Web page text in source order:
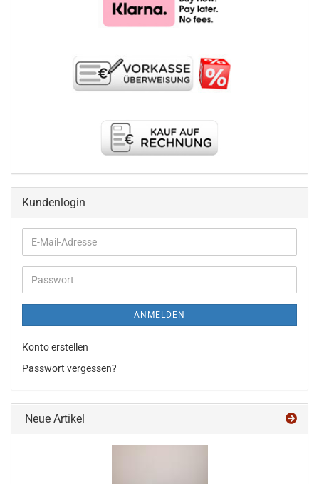
Kundenlogin
E-
Mail-
Adresse
Passwort
ANMELDEN
Konto erstellen
Passwort vergessen?
Neue Artikel